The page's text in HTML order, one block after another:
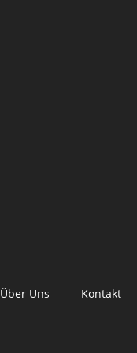
Über Uns Kontakt